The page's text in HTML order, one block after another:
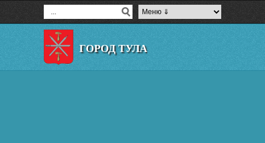
ГОРОД ТУЛА